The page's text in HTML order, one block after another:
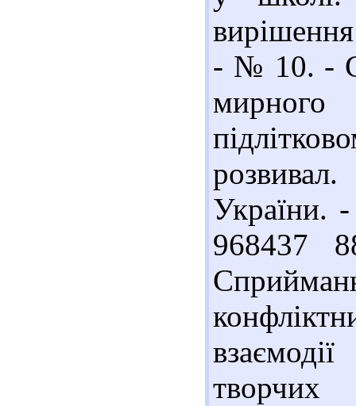
- № 10. -
мирного
968437
творчих